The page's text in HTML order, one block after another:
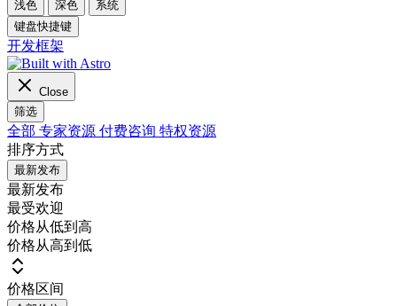
浅色 深色
系统
键盘快捷键
开发框架
Close
筛选
全部 专家资源 付费咨询 特权资源
排序方式
最新发布
最新发布
最受欢迎
价格从低到高
价格从高到低
价格区间